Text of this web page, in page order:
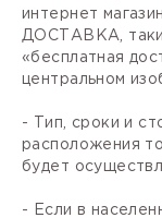
интернет
ДОСТАВКА,
«бесплатная
центральном
- Тип, сроки и
расположения
будет
- Если в